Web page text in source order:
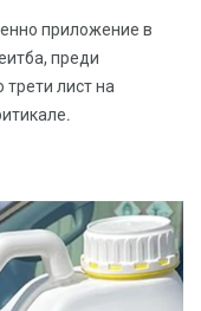
приложение в
преди
лист на